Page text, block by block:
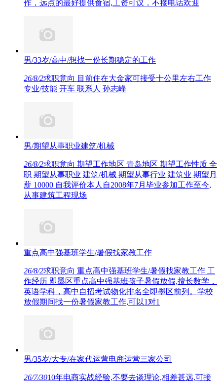
作，远点的最好提供食宿,工资可议，不接电话欢迎
男/33岁/高中/想找一份长期稳定的工作
26/8/2求职意向 目前住在大金家可接受十公里左右工作
专业/技能 开车 联系人 孙志峰
男/期望从事职业建筑/机械
26/8/2求职意向 期望工作地区 青岛地区 期望工作性质 全
职 期望从事职业 建筑/机械 期望从事行业 建筑业 期望月
薪 10000 自我评价本人自2008年7月毕业参加工作至今,
从事建筑工程现场
重点高中强基班学生/暑假找家教工作
26/8/2求职意向 重点高中强基班学生/暑假找家教工作 工
作经历 即墨区重点高中强基班孩子暑假放假,擅长数学，
英语学科，高中自招考试物化排名全即墨区前列。学校
放假期间找一份暑假家教工作,可以1对1
男/35岁/大专/在家代运营电商运营三家公司
26/7/3010年电商实战经验,不要去谈理论,相差甚远,可接